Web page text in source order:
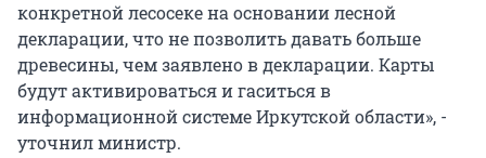
конкретной лесосеке на основании лесной
декларации, что не позволить давать больше
древесины, чем заявлено в декларации. Карты
будут активироваться и гаситься в
информационной системе Иркутской области», -
уточнил министр.